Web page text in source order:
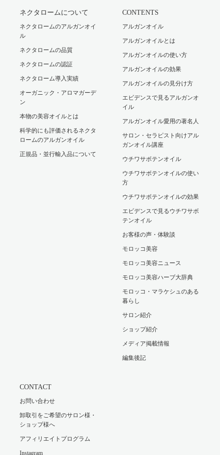
ネクタロームについて
ネクタロームのアルガンオイ
ル
ネクタロームの品質
ネクタロームの認証
ネクタローム導入実績
オーガニック・アロマガーデ
ン
本物の美容オイルとは
科学的にも評価されるネクタ
ロームのアルガンオイル
正規品・並行輸入品について
CONTENTS
アルガンオイル
アルガンオイルとは
アルガンオイルの使い方
アルガンオイルの効果
アルガンオイルの見分け方
エビデンスで見るアルガンオ
イル
アルガンオイル愛用の著名人
サロン・セラピスト向けアル
ガンオイル講座
ウチワサボテンオイル
ウチワサボテンオイルの使い
方
ウチワサボテンオイルの効果
エビデンスで見るウチワサボ
テンオイル
お客様の声・体験談
モロッコ美容
モロッコ美容ニュース
モロッコ美容ハーブ大辞典
モロッコ・マラケシュのある
暮らし
サロン紹介
ショップ紹介
メディア掲載情報
編集後記
CONTACT
お問い合わせ
卸取引をご希望のサロン様・
ショップ様へ
アフィリエイトプログラム
Instagram